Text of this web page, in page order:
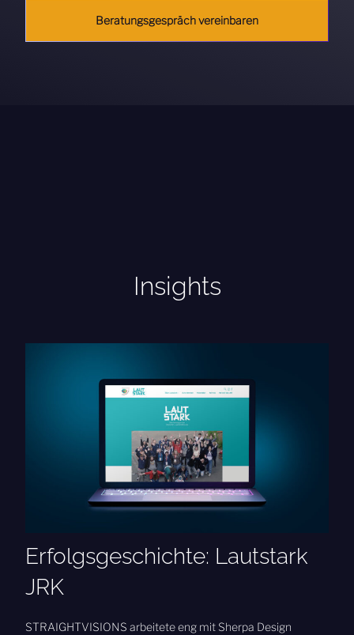
Beratungsgespräch vereinbaren
Insights
Erfolgsgeschichte: Lautstark
JRK
STRAIGHTVISIONS arbeitete eng mit Sherpa Design